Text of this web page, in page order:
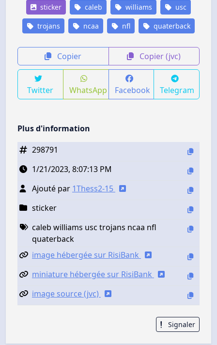
sticker caleb williams usc
trojans ncaa nfl quaterback
Copier Copier (jvc)
Twitter WhatsApp Facebook Telegram
Plus d'information
298791
1/21/2023, 8:07:13 PM
Ajouté par 1Thess2-15
sticker
caleb williams usc trojans ncaa nfl
quaterback
image hébergée sur RisiBank
miniature hébergée sur RisiBank
image source (jvc)
Signaler